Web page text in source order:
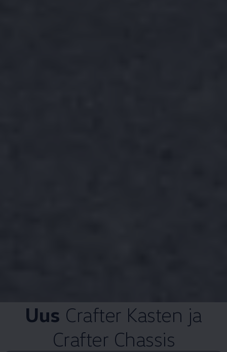
Uus Crafter Kasten ja
Crafter Chassis